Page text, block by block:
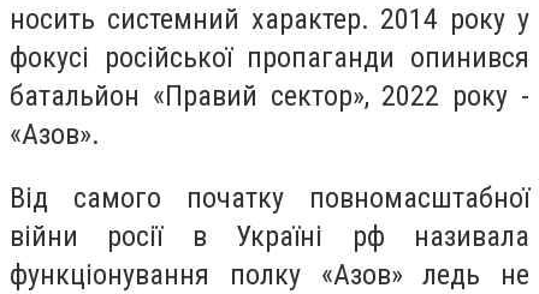
носить системний характер. 2014 року у
фокусі російської пропаганди опинився
батальйон «Правий сектор», 2022 року -
«Азов».
Від самого початку повномасштабної
війни росії в Україні рф називала
функціонування полку «Азов» ледь не